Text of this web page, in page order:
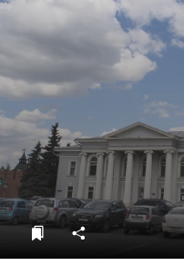
ДоброЦентр
Голодный шпион